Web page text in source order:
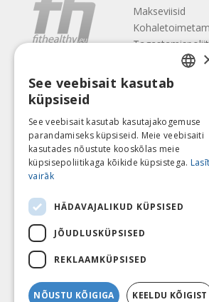
Makseviisid
Kontaktid
Privaatsuspoliitika
Järgne meile Leia meid
Maksa
LATVIAN
ESTONIAN
See veebisait kasutab
küpsiseid
See veebisait kasutab kasutajakogemuse
parandamiseks küpsiseid. Meie veebisaiti
kasutades nõustute kooskõlas meie
küpsisepoliitikaga kõikide küpsistega. Lasīt
vairāk
HÄDAVAJALIKUD KÜPSISED
JÕUDLUSKÜPSISED
REKLAAMKÜPSISED
NÕUSTU KÕIGIGA KEELDU KÕIGIST